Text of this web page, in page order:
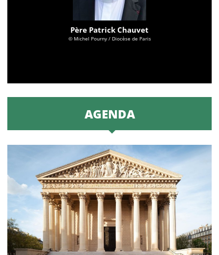
Père Patrick Chauvet
© Michel Pourny / Diocèse de Paris
AGENDA